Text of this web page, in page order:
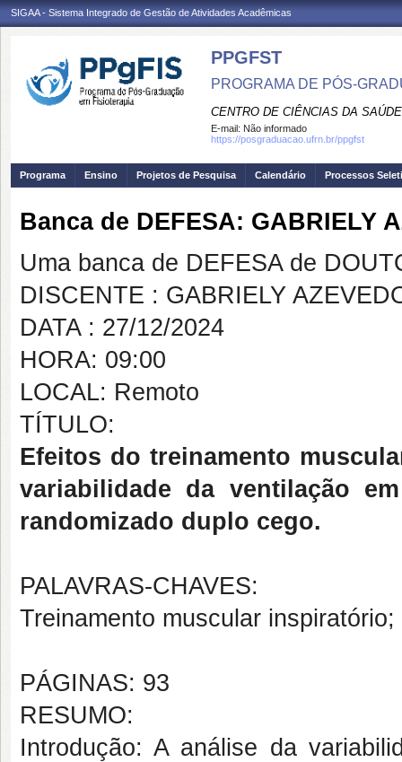
SIGAA - Sistema Integrado de Gestão de Atividades Acadêmicas
PPGFST
PROGRAMA DE PÓS-
CENTRO DE CIÊNCIAS DA SAÚDE
E-mail: Não informado
https://posgraduacao.ufrn.br/ppgfst
Programa Ensino Projetos de Pesquisa Calendário Processos
Banca de DEFESA: GABRIELY
Uma banca de DEFESA de
DISCENTE : GABRIELY
DATA : 27/12/2024
HORA: 09:00
LOCAL: Remoto
TÍTULO:
Efeitos do treinamento
variabilidade da ventilação
randomizado duplo cego.
PALAVRAS-CHAVES:
Treinamento muscular
PÁGINAS: 93
RESUMO:
Introdução: A análise da